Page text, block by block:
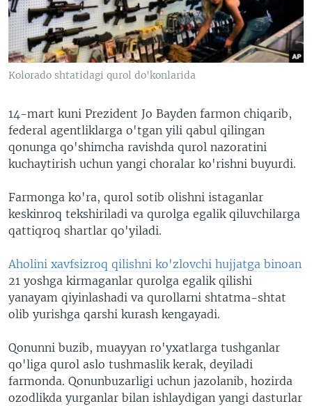
VIDEO
XABARLAR SURATLARDA
ODNOKLASSNIKI
TELEGRAM
TWITTER
Kolorado shtatidagi qurol do'konlarida
14-mart kuni Prezident Jo Bayden farmon chiqarib,
federal agentliklarga o'tgan yili qabul qilingan
qonunga qo'shimcha ravishda qurol nazoratini
kuchaytirish uchun yangi choralar ko'rishni buyurdi.
Farmonga ko'ra, qurol sotib olishni istaganlar
keskinroq tekshiriladi va qurolga egalik qiluvchilarga
qattiqroq shartlar qo'yiladi.
Aholini xavfsizroq qilishni ko'zlovchi hujjatga binoan
21 yoshga kirmaganlar qurolga egalik qilishi
yanayam qiyinlashadi va qurollarni shtatma-shtat
olib yurishga qarshi kurash kengayadi.
Qonunni buzib, muayyan ro'yxatlarga tushganlar
qo'liga qurol aslo tushmaslik kerak, deyiladi
farmonda. Qonunbuzarligi uchun jazolanib, hozirda
ozodlikda yurganlar bilan ishlaydigan yangi dasturlar